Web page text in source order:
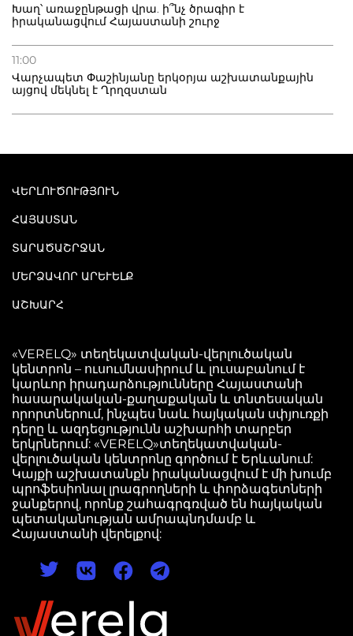
Խաղ՝ առաջընթացի վրա. ի՞նչ ծրագիր է
իրականացվում Հայաստանի շուրջ
11:00
Վարչապետ Փաշինյանը երկօրյա աշխատանքային
այցով մեկնել է Ղրղզստան
ՎԵՐԼՈՒԾՈՒԹՅՈՒՆ
ՀԱՅԱՍՏԱՆ
ՏԱՐԱԾԱՇՐՋԱՆ
ՄԵՐՁԱՎՈՐ ԱՐԵՒԵԼՔ
ԱՇԽԱՐՀ
«VERELQ» տեղեկատվական-վերլուծական
կենտրոն – ուսումնասիրում և լուսաբանում է
կարևոր իրադարձությունները Հայաստանի
հասարակական-քաղաքական և տնտեսական
որորտներում, ինչպես նաև հայկական սփյուռքի
դերը և ազդեցությունն աշխարհի տարբեր
երկրներում: «VERELQ»տեղեկատվական-
վերլուծական կենտրոնը գործում է Երևանում:
Կայքի աշխատանքն իրականացվում է մի խումբ
պրոֆեսիոնալ լրագրողների և փորձագետների
ջանքերով, որոնք շահագրգռված են հայկական
պետականության ամրապնդմամբ և
Հայաստանի վերելքով: